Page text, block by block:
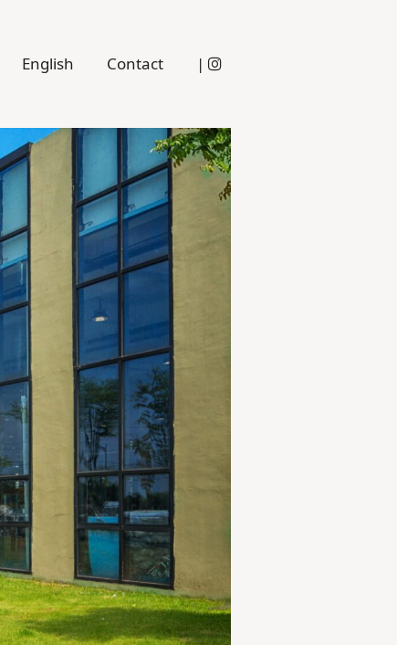
English Contact |